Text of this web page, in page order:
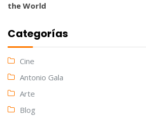
the World
Categorías
Cine
Antonio Gala
Arte
Blog